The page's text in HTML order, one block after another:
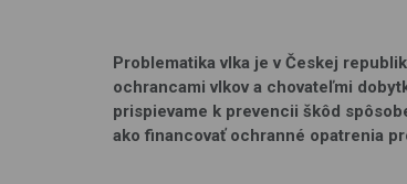
Problematika vlka je v Českej
ochrancami vlkov a chovateľmi
prispievame k prevencii škôd
ako financovať ochranné opatrenia